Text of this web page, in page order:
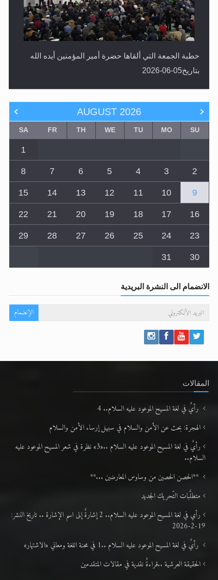
خطبة الجمعة التي ألقاها حضرة أمير المؤمنين أيده الله
بتاريخ05-06-2026
AUGUST 2026
SU
MO
TU
WE
TH
FR
SA
1
2
3
4
5
6
7
8
9
10
11
12
13
14
15
16
17
18
19
20
21
22
23
24
25
26
27
28
29
30
31
الانضمام الى النشرة البريدية
الإنضمام
المقالات
رأيٌ في لغة المسيح الموعود عليه السلام.. 4
الهجرة: بحث عن الأمن والسلام في سبيل إرساء الأمن والسلام
رأيٌ في لغة المسيح الموعود عليه السلام ..«3» نظرة في شعر المسيح الموعود عليه
السلام..
**الحصن الحصين من وساوس المعارضين ...**
متطلَّبات التّحريك الجديد
رأي في لغة المسيح الموعود عليه السلام.. 2 إشارةٌ إلى اسم الإشارة .. تاريخ النشر:
19-2-2026
رأيٌ في لغة المسيح الموعود عليه السلام ..1 في محنة اللغة ومعاني «الاشتهار»
الحقيقة العرشية ..قراءةٌ نقدية في مقالات المتقدمين